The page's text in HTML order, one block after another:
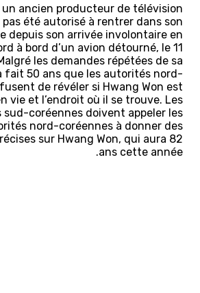
un ancien producteur de télévision
pas été autorisé à rentrer dans son
depuis son arrivée involontaire en
à bord d’un avion détourné, le 11
les demandes répétées de sa
fait 50 ans que les autorités nord-
de révéler si Hwang Won est
vie et l’endroit où il se trouve. Les
sud-coréennes doivent appeler les
nord-coréennes à donner des
sur Hwang Won, qui aura 82
ans cette année.